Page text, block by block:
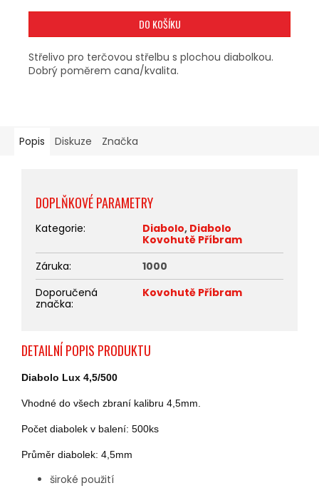
DO KOŠÍKU
Střelivo pro terčovou střelbu s plochou diabolkou.
Dobrý poměrem cana/kvalita.
Popis Diskuze Značka
DETAILNÍ POPIS PRODUKTU
Diabolo Lux 4,5/500
Vhodné do všech zbraní kalibru 4,5mm.
Počet diabolek v balení: 500ks
Průměr diabolek: 4,5mm
široké použití
DOPLŇKOVÉ PARAMETRY
Kategorie: Diabolo, Diabolo
Kovohutě Příbram
Záruka:
1000
Doporučená
značka:
Kovohutě Příbram